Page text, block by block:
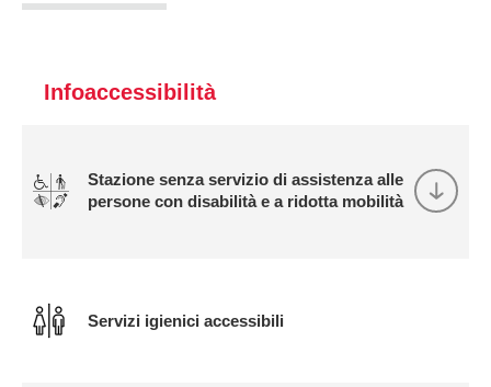
Infoaccessibilità
Stazione senza servizio di assistenza alle
persone con disabilità e a ridotta mobilità
Servizi igienici accessibili